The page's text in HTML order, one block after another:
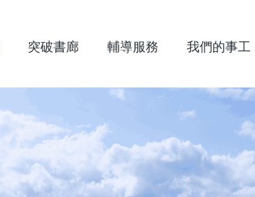
突破書廊 輔導服務 我們的事工